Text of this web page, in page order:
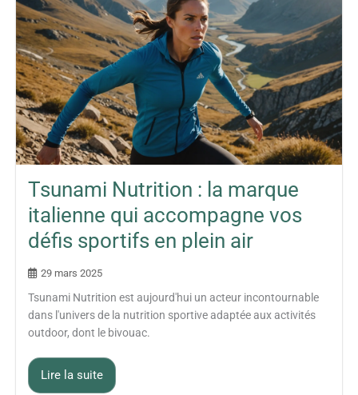
Tsunami Nutrition : la marque
italienne qui accompagne vos
défis sportifs en plein air
29 mars 2025
Tsunami Nutrition est aujourd'hui un acteur incontournable
dans l'univers de la nutrition sportive adaptée aux activités
outdoor, dont le bivouac.
Lire la suite